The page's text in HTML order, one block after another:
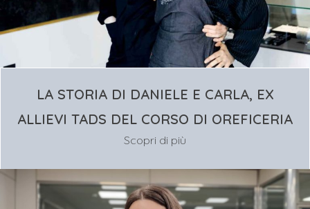
LA STORIA DI DANIELE E CARLA, EX
ALLIEVI TADS DEL CORSO DI OREFICERIA
Scopri di più